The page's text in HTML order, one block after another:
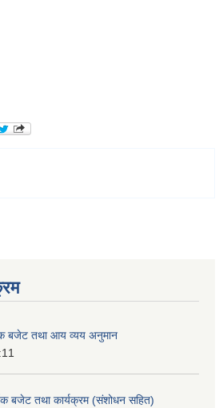
बजेट तथा आय व्यय अनुमान
बजेट तथा कार्यक्रम (संशोधन सहित)